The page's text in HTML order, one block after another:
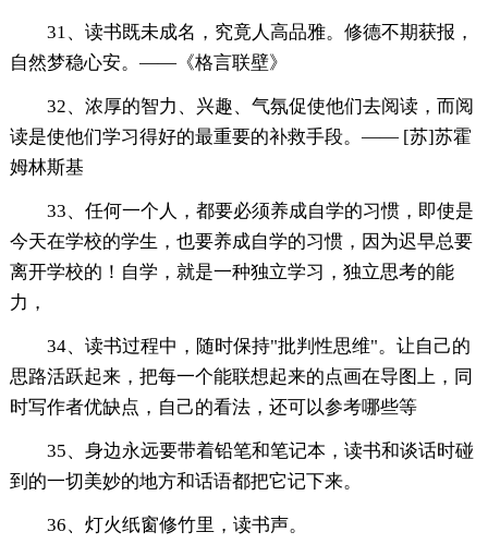
31、读书既未成名，究竟人高品雅。修德不期获报，
自然梦稳心安。——《格言联壁》
32、浓厚的智力、兴趣、气氛促使他们去阅读，而阅
读是使他们学习得好的最重要的补救手段。—— [苏]苏霍
姆林斯基
33、任何一个人，都要必须养成自学的习惯，即使是
今天在学校的学生，也要养成自学的习惯，因为迟早总要
离开学校的！自学，就是一种独立学习，独立思考的能
力，
34、读书过程中，随时保持"批判性思维"。让自己的
思路活跃起来，把每一个能联想起来的点画在导图上，同
时写作者优缺点，自己的看法，还可以参考哪些等
35、身边永远要带着铅笔和笔记本，读书和谈话时碰
到的一切美妙的地方和话语都把它记下来。
36、灯火纸窗修竹里，读书声。